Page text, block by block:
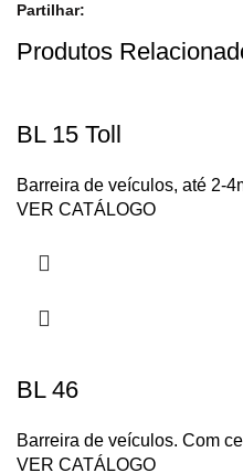
Partilhar
Produtos
BL 15 Toll
Barreira de veículos, até 2-
VER CATÁLOGO
BL 46
Barreira de veículos. Com
VER CATÁLOGO